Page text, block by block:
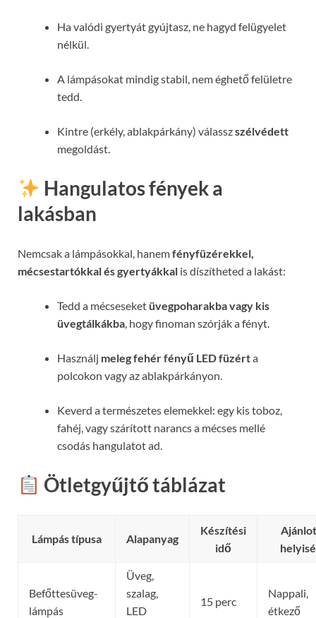
Ha valódi gyertyát gyújtasz, ne hagyd felügyelet
nélkül.
A lámpásokat mindig stabil, nem éghető felületre
tedd.
Kintre (erkély, ablakpárkány) válasszszélvédett
megoldást.
Hangulatos fények a
lakásban
Nemcsak a lámpásokkal, hanemfényfüzérekkel,
mécsestartókkal és gyertyákkal is díszítheted a lakást:
Tedd a mécseseket üvegpoharakba vagy kis
üvegtálkákba , hogy finoman szórják a fényt.
Használj meleg fehér fényű LED füzérta
polcokon vagy az ablakpárkányon.
Keverd a természetes elemekkel: egy kis toboz,
fahéj, vagy szárított narancs a mécses mellé
csodás hangulatot ad.
Ötletgyűjtő táblázat
Lámpás típusa Alapanyag
Készítési
idő
Befőttesüveg-
lámpás
Üveg,
szalag,
LED
15 perc
Nappali,
étkező